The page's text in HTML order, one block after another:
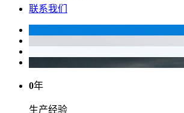
联系我们
0年
生产经验